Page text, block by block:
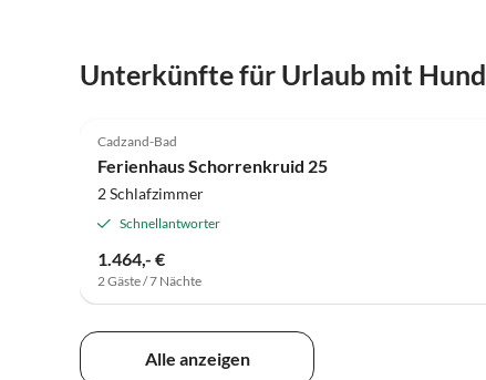
Unterkünfte für Urlaub mit Hund
Cadzand-Bad
Ferienhaus Schorrenkruid 25
2 Schlafzimmer
Schnellantworter
1.464,- €
2 Gäste / 7 Nächte
Alle anzeigen